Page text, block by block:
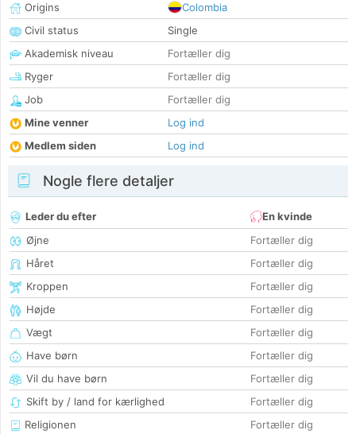
Origins
Colombia
Civil status
Single
Akademisk niveau
Fortæller dig
Ryger
Fortæller dig
Job
Fortæller dig
Mine venner
Log ind
Medlem siden
Log ind
Nogle flere detaljer
Leder du efter
En kvinde
Øjne
Fortæller dig
Håret
Fortæller dig
Kroppen
Fortæller dig
Højde
Fortæller dig
Vægt
Fortæller dig
Have børn
Fortæller dig
Vil du have børn
Fortæller dig
Skift by / land for kærlighed
Fortæller dig
Religionen
Fortæller dig